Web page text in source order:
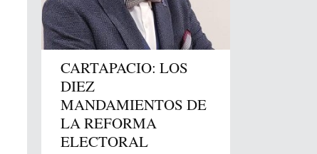
CARTAPACIO: LOS
DIEZ
MANDAMIENTOS DE
LA REFORMA
ELECTORAL